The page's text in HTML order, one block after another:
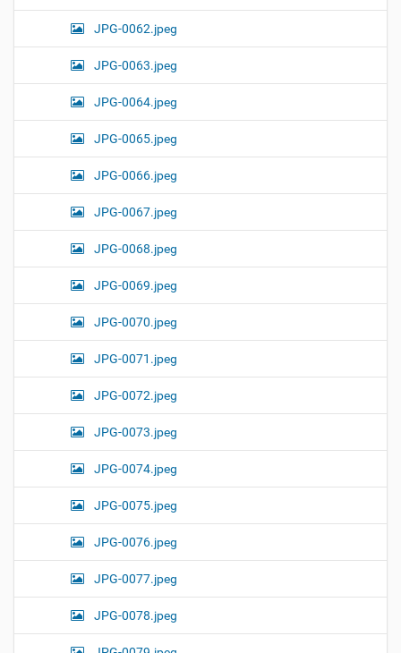
JPG-0062.jpeg
JPG-0063.jpeg
JPG-0064.jpeg
JPG-0065.jpeg
JPG-0066.jpeg
JPG-0067.jpeg
JPG-0068.jpeg
JPG-0069.jpeg
JPG-0070.jpeg
JPG-0071.jpeg
JPG-0072.jpeg
JPG-0073.jpeg
JPG-0074.jpeg
JPG-0075.jpeg
JPG-0076.jpeg
JPG-0077.jpeg
JPG-0078.jpeg